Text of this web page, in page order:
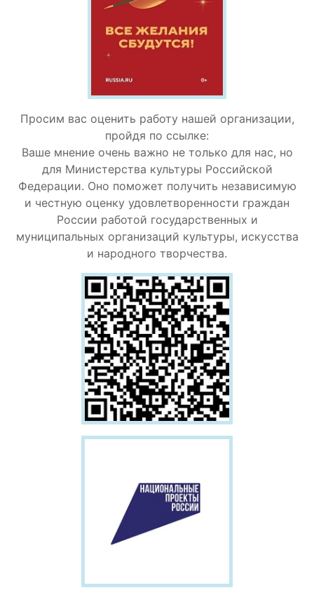
Просим вас оценить работу нашей организации,
пройдя по ссылке:
Ваше мнение очень важно не только для нас, но
для Министерства культуры Российской
Федерации. Оно поможет получить независимую
и честную оценку удовлетворенности граждан
России работой государственных и
муниципальных организаций культуры, искусства
и народного творчества.